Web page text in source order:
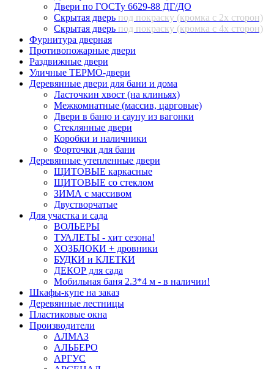
Двери по ГОСТу 6629-88 ДГ/ДО
Скрытая дверь под покраску (кромка с 2х сторон)
Скрытая дверь под покраску (кромка с 4х сторон)
Фурнитура дверная
Противопожарные двери
Раздвижные двери
Уличные ТЕРМО-двери
Деревянные двери для бани и дома
Ласточкин хвост (на клиньях)
Межкомнатные (массив, царговые)
Двери в баню и сауну из вагонки
Стеклянные двери
Коробки и наличники
Форточки для бани
Деревянные утепленные двери
ЩИТОВЫЕ каркасные
ЩИТОВЫЕ со стеклом
ЗИМА с массивом
Двустворчатые
Для участка и сада
ВОЛЬЕРЫ
ТУАЛЕТЫ - хит сезона!
ХОЗБЛОКИ + дровники
БУДКИ и КЛЕТКИ
ДЕКОР для сада
Мобильная баня 2.3*4 м - в наличии!
Шкафы-купе на заказ
Деревянные лестницы
Пластиковые окна
Производители
АЛМАЗ
АЛЬБЕРО
АРГУС